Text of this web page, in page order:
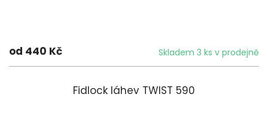
od 440 Kč Skladem 3 ks v prodejně
Fidlock láhev TWIST 590